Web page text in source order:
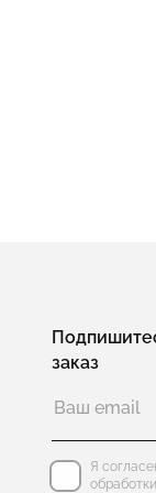
заказ
Я